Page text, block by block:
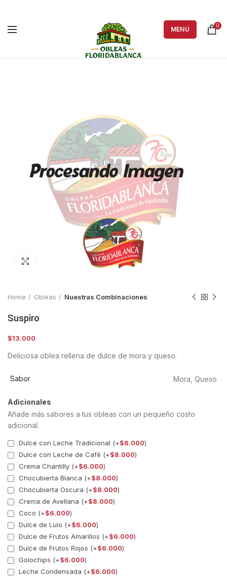
MENÚ 0
Clic para ampliar
Home Obleas Nuestras Combinaciones
Suspiro
$13.000
Deliciosa oblea rellena de dulce de mora y queso.
Sabor Mora, Queso
Adicionales
Añade más sabores a tus obleas con un pequeño costo
adicional.
Dulce con Leche Tradicional (+$6.000)
Dulce con Leche de Café (+$8.000)
Crema Chantilly (+$6.000)
Chocubierta Blanca (+$8.000)
Chocubierta Oscura (+$8.000)
Crema de Avellana (+$8.000)
Coco (+$6.000)
Dulce de Lulo (+$6.000)
Dulce de Frutos Amarillos (+$6.000)
Dulce de Frutos Rojos (+$6.000)
Golochips (+$6.000)
Leche Condensada (+$6.000)